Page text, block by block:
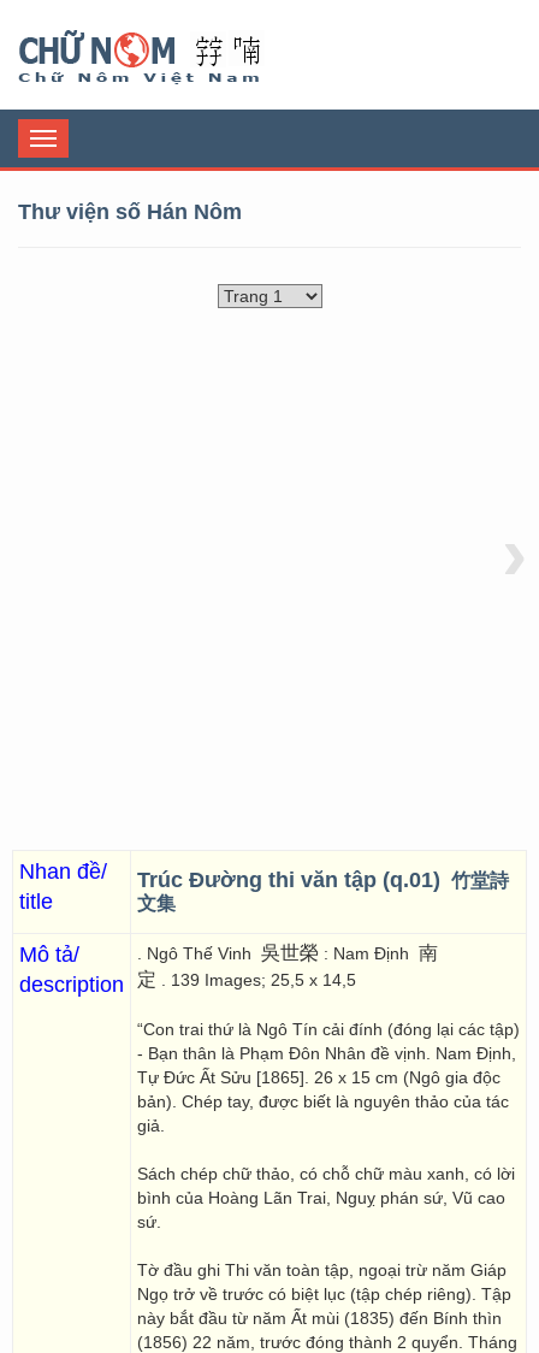
Toggle
navigation
Thư viện số Hán Nôm
›
Nhan đề/
title
Trúc Đường thi văn tập (q.01) 竹堂詩
文集
Mô tả/
description
. Ngô Thế Vinh 吳世榮 : Nam Định 南
定 . 139 Images; 25,5 x 14,5
“Con trai thứ là Ngô Tín cải đính (đóng lại các tập)
- Bạn thân là Phạm Đôn Nhân đề vịnh. Nam Định,
Tự Đức Ất Sửu [1865]. 26 x 15 cm (Ngô gia độc
bản). Chép tay, được biết là nguyên thảo của tác
giả.
Sách chép chữ thảo, có chỗ chữ màu xanh, có lời
bình của Hoàng Lãn Trai, Nguỵ phán sứ, Vũ cao
sứ.
Tờ đầu ghi Thi văn toàn tập, ngoại trừ năm Giáp
Ngọ trở về trước có biệt lục (tập chép riêng). Tập
này bắt đầu từ năm Ất mùi (1835) đến Bính thìn
(1856) 22 năm, trước đóng thành 2 quyển. Tháng